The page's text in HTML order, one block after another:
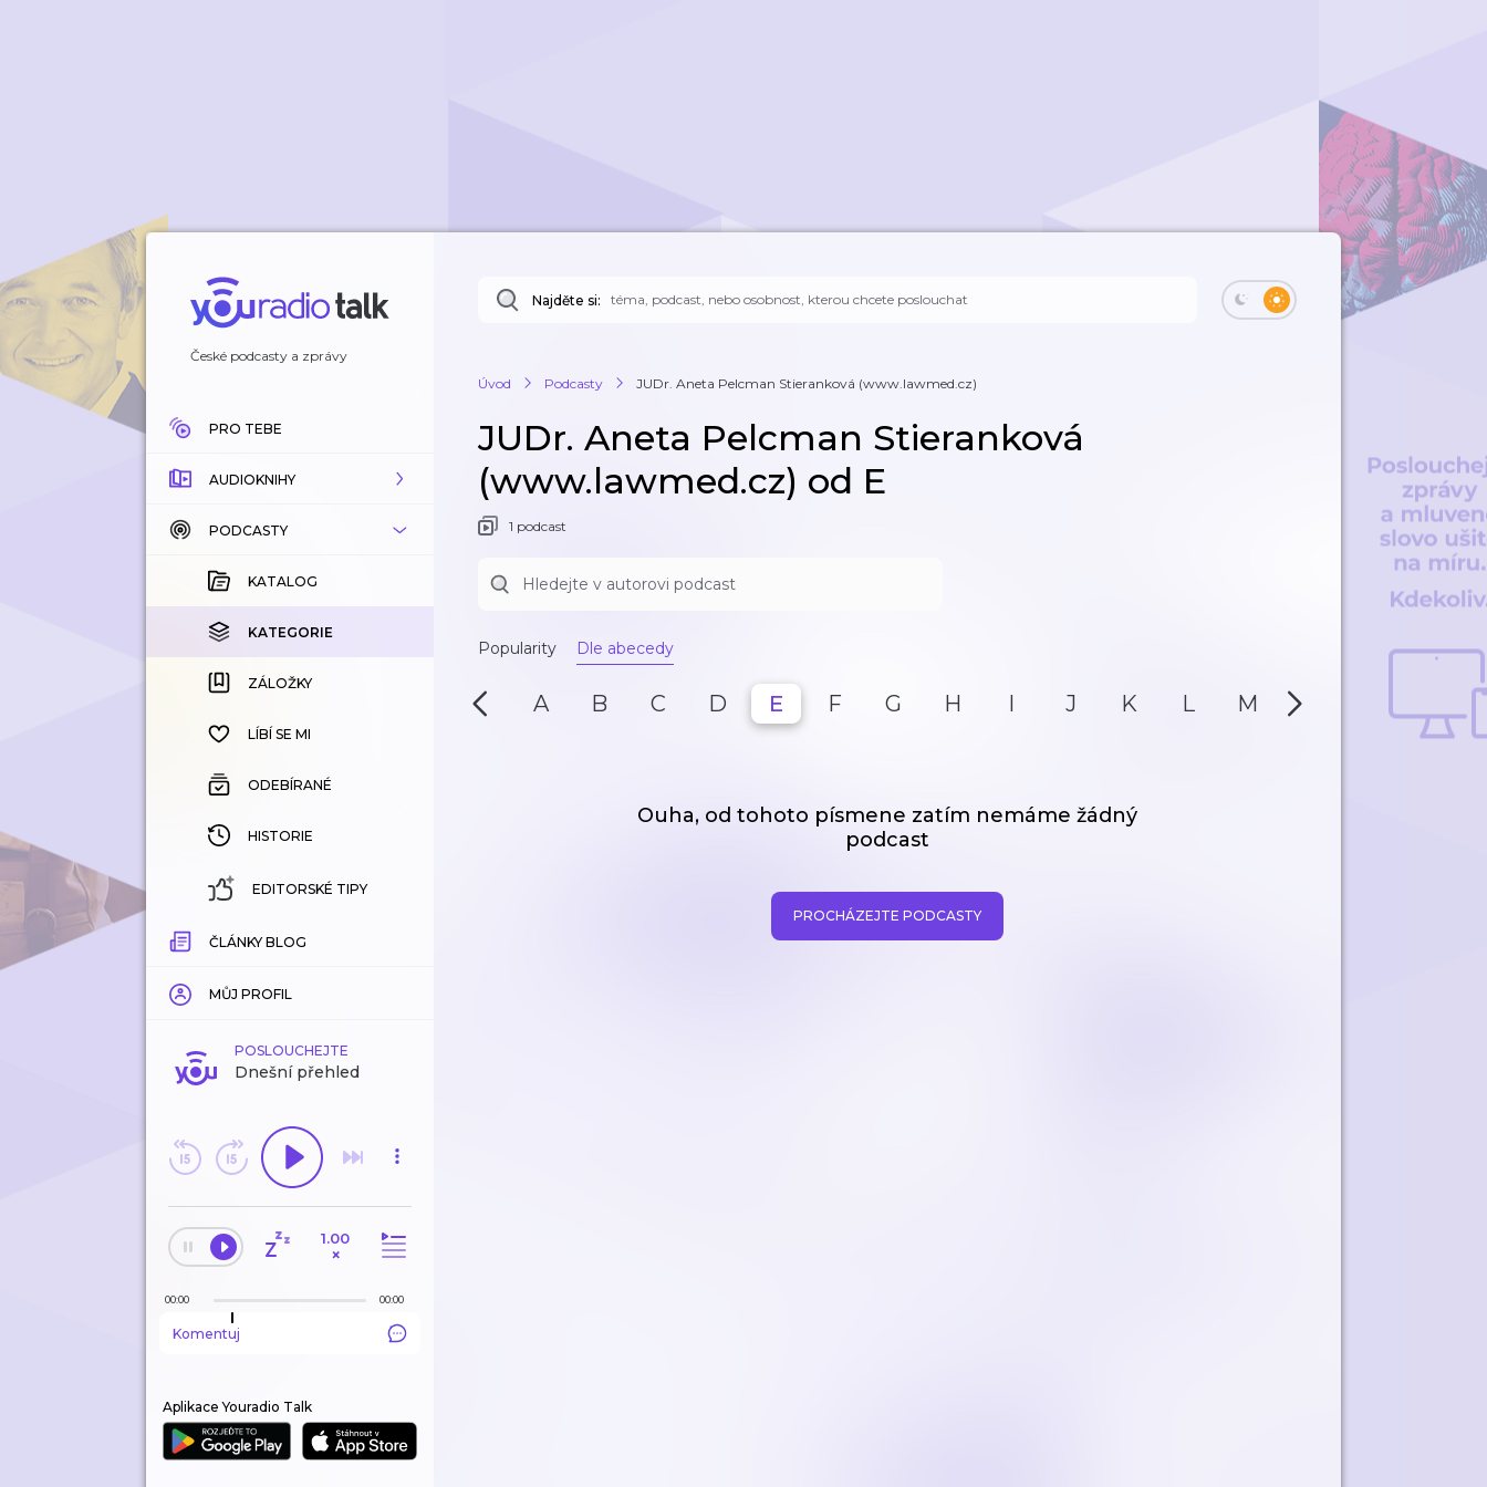
České podcasty a zprávy
PRO TEBE
AUDIOKNIHY
KATALOG
KOUPENÉ
KATEGORIE
ZÁLOŽKY
HISTORIE
PODCASTY
KATALOG
KATEGORIE
ZÁLOŽKY
LÍBÍ SE MI
ODEBÍRANÉ
HISTORIE
EDITORSKÉ TIPY
ČLÁNKY BLOG
MŮJ PROFIL
POSLOUCHEJTE
Dnešní přehled
1.00
×
00:00 00:00
Komentuj
Aplikace Youradio Talk
Najděte si:
Úvod Podcasty JUDr. Aneta Pelcman Stieranková (www.lawmed.cz)
JUDr. Aneta Pelcman Stieranková
(www.lawmed.cz) od E
1 podcast
Popularity Dle abecedy
A B C D E F G H I J K L M N
Ouha, od tohoto písmene zatím nemáme žádný
podcast
PROCHÁZEJTE PODCASTY